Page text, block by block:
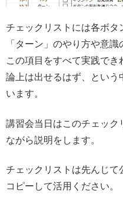
チェックリストには各ボタ
「ターン」のやり方や意
この項目をすべて実践で
論上は出せるはず、という
います。
講習会当日はこのチェック
ながら説明をします。
チェックリストは先んじて
コピーして活用ください。